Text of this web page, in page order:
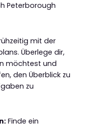
Peterborough
mit der
Überlege dir,
möchtest und
den Überblick zu
zu
Finde ein